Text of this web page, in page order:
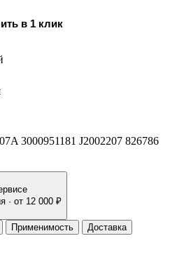
в 1 клик
3000951181 J2002207 826786
· от 12 000 ₽
Применимость
Доставка